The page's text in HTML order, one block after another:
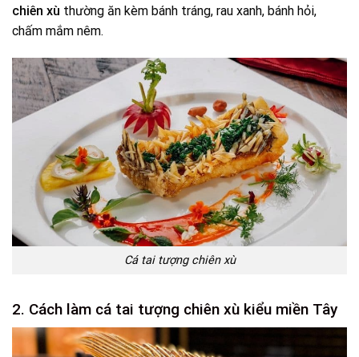
chiên xù thường ăn kèm bánh tráng, rau xanh, bánh hỏi,
chấm mắm nêm.
Cá tai tượng chiên xù
2. Cách làm cá tai tượng chiên xù kiểu miền Tây